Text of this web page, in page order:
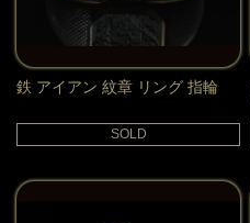
鉄 アイアン 紋章 リング 指輪
SOLD